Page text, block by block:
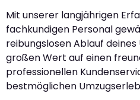
Mit unserer langjährigen
fachkundigen Personal
reibungslosen Ablauf
großen Wert auf einen
professionellen
bestmöglichen